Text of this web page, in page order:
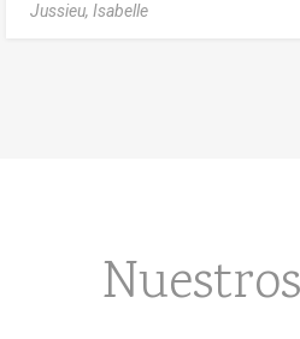
Jussieu, Isabelle